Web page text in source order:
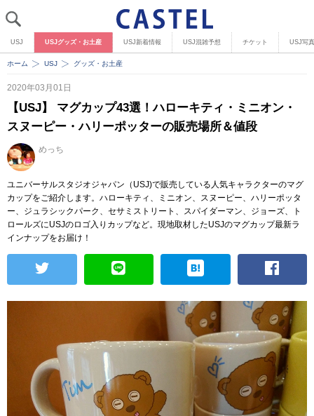
USJ USJグッズ・お土産 USJ新着情報 USJ混雑予想 チケット USJ写
ホーム USJ グッズ・お土産
2020年03月01日
【USJ】 マグカップ43選！ハローキティ・ミニオン・
スヌーピー・ハリーポッターの販売場所＆値段
めっち
ユニバーサルスタジオジャパン（USJ)で販売している人気キャラクターのマグ
カップをご紹介します。ハローキティ、ミニオン、スヌーピー、ハリーポッタ
ー、ジュラシックパーク、セサミストリート、スパイダーマン、ジョーズ、ト
ロールズにUSJのロゴ入りカップなど。現地取材したUSJのマグカップ最新ラ
インナップをお届け！